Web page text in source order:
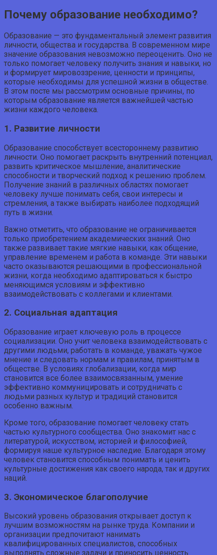
Почему образование необходимо?
Образование — это фундаментальный элемент развития
личности, общества и государства. В современном мире
значение образования невозможно переоценить. Оно не
только помогает человеку получить знания и навыки, но
и формирует мировоззрение, ценности и принципы,
которые необходимы для успешной жизни в обществе.
В этом посте мы рассмотрим основные причины, по
которым образование является важнейшей частью
жизни каждого человека.
1. Развитие личности
Образование способствует всестороннему развитию
личности. Оно помогает раскрыть внутренний потенциал,
развить критическое мышление, аналитические
способности и творческий подход к решению проблем.
Получение знаний в различных областях помогает
человеку лучше понимать себя, свои интересы и
стремления, а также выбирать наиболее подходящий
путь в жизни.
Важно отметить, что образование не ограничивается
только приобретением академических знаний. Оно
также развивает такие мягкие навыки, как общение,
управление временем и работа в команде. Эти навыки
часто оказываются решающими в профессиональной
жизни, когда необходимо адаптироваться к быстро
меняющимся условиям и эффективно
взаимодействовать с коллегами и клиентами.
2. Социальная адаптация
Образование играет ключевую роль в процессе
социализации. Оно учит человека взаимодействовать с
другими людьми, работать в команде, уважать чужое
мнение и следовать нормам и правилам, принятым в
обществе. В условиях глобализации, когда мир
становится все более взаимосвязанным, умение
эффективно коммуницировать и сотрудничать с
людьми разных культур и традиций становится
особенно важным.
Кроме того, образование помогает человеку стать
частью культурного сообщества. Оно знакомит нас с
литературой, искусством, историей и философией,
формируя наше культурное наследие. Благодаря этому
человек становится способным понимать и ценить
культурные достижения как своего народа, так и других
наций.
3. Экономическое благополучие
Высокий уровень образования открывает доступ к
лучшим возможностям на рынке труда. Компании и
организации предпочитают нанимать
квалифицированных специалистов, способных
выполнять сложные задачи и приносить ценность